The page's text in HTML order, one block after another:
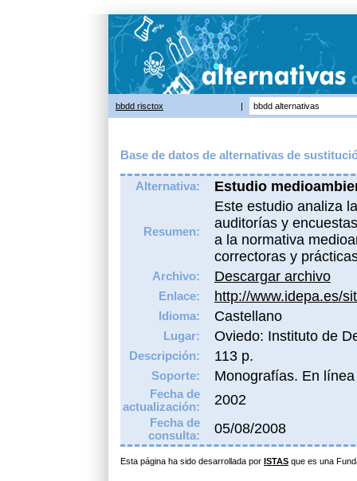
bbdd risctox | bbdd alternativas
Base de datos de alternativas de
Alternativa: Estudio
Resumen:
Este estudio analiza
auditorías y
a la normativa
correctoras y
Archivo: Descargar archivo
Enlace: http://www.idepa.es/
Idioma: Castellano
Lugar: Oviedo: Instituto de
Descripción: 113 p.
Soporte: Monografías. En línea
Fecha de
actualización:
2002
Fecha de
consulta:
05/08/2008
Esta página ha sido desarrollada por ISTAS que es una